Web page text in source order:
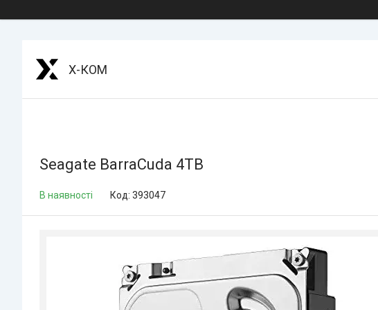
Х-КОМ
Seagate BarraCuda 4TB
В наявності Код: 393047